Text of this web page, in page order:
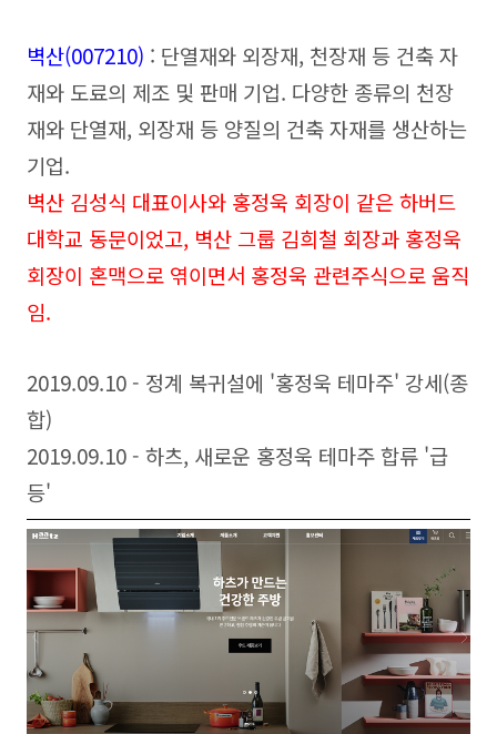
벽산(007210) : 단열재와 외장재, 천장재 등 건축 자
재와 도료의 제조 및 판매 기업. 다양한 종류의 천장
재와 단열재, 외장재 등 양질의 건축 자재를 생산하는
기업.
벽산 김성식 대표이사와 홍정욱 회장이 같은 하버드
대학교 동문이었고, 벽산 그룹 김희철 회장과 홍정욱
회장이 혼맥으로 엮이면서 홍정욱 관련주식으로 움직
임.
2019.09.10 - 정계 복귀설에 '홍정욱 테마주' 강세(종
합)
2019.09.10 - 하츠, 새로운 홍정욱 테마주 합류 '급
등'